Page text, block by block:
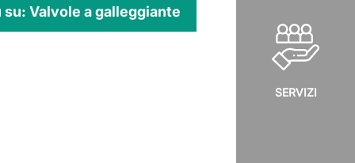
SERVIZI
su: Valvole a galleggiante